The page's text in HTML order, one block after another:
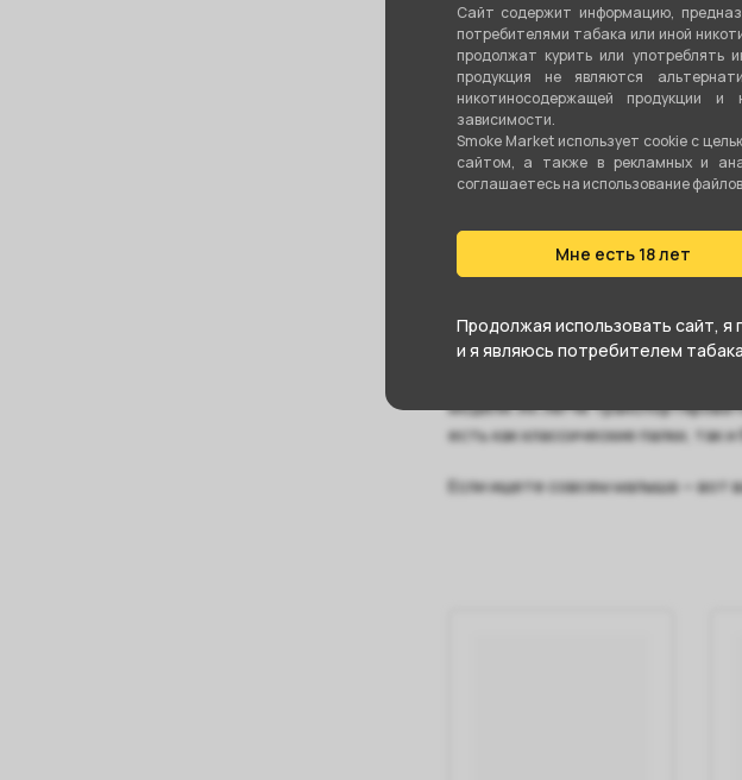
Сайт содержит информацию,
потребителями табака или иной
продолжат курить или употреблять
продукция не являются
никотиносодержащей продукции
зависимости.
Smoke Market использует cookie c
сайтом, а также в рекламных и
соглашаетесь на использование
Мне есть 18 лет
Продолжая использовать сайт,
и я являюсь потребителем
Если планируете часто
модели. Их легче
есть как классические палки, так
Если ищете совсем малыша — вот